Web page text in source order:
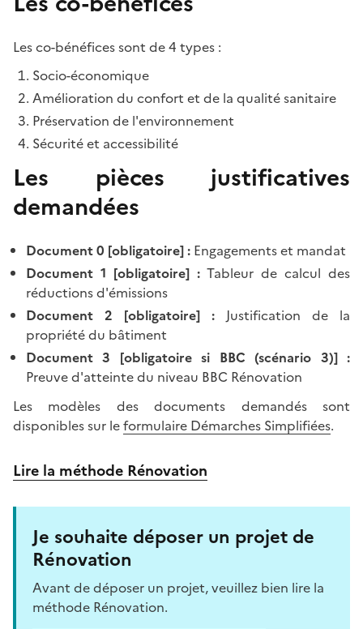
Les co-bénéfices sont de 4 types :
Socio-économique
Amélioration du confort et de la qualité sanitaire
Préservation de l'environnement
Sécurité et accessibilité
Les pièces justificatives
demandées
Document 0 [obligatoire] : Engagements et mandat
Document 1 [obligatoire] :Tableur de calcul des
réductions d'émissions
Document 2 [obligatoire] : Justification de la
propriété du bâtiment
Document 3 [obligatoire si BBC (scénario 3)] :
Preuve d'atteinte du niveau BBC Rénovation
Les modèles des documents demandés sont
disponibles sur leformulaire Démarches Simplifiées.
Lire la méthode Rénovation
Je souhaite déposer un projet de
Rénovation
Avant de déposer un projet, veuillez bien lire la
méthode Rénovation.